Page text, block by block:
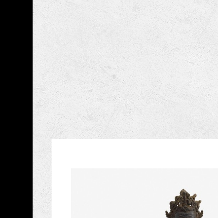
跳到主要內容國立歷史博物館
網頁導覽
藏品資訊